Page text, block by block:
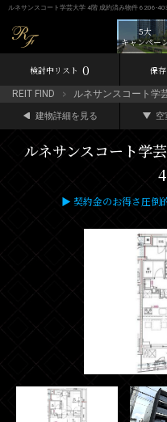
ルネサンスコート学芸大学 4階 成約済み物件 6206-
5大
キャンペー
検討中リスト 0 保
REIT FIND ルネサンスコート学
建物詳細を見る 空
ルネサンスコート学
▶ 契約金のお得さ圧倒